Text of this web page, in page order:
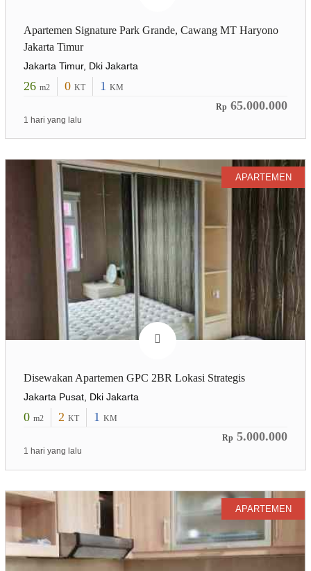
Apartemen Signature Park Grande, Cawang MT Haryono
Jakarta Timur
Jakarta Timur, Dki Jakarta
26 m2 0 KT 1 KM
Rp 65.000.000
1 hari yang lalu
APARTEMEN
Disewakan Apartemen GPC 2BR Lokasi Strategis
Jakarta Pusat, Dki Jakarta
0 m2 2 KT 1 KM
Rp 5.000.000
1 hari yang lalu
APARTEMEN